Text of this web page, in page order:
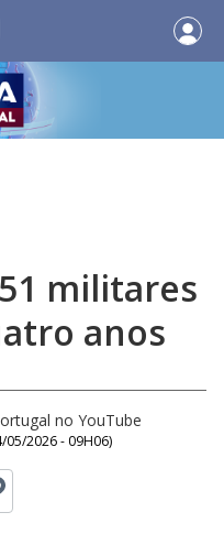
militares
anos
no YouTube
05/2026 - 09H06)